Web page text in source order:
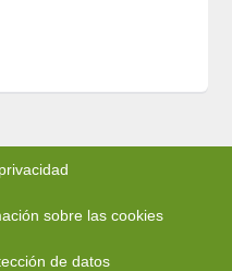
sobre las cookies
de datos